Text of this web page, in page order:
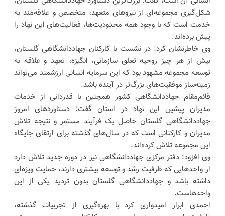
شکل‌گیری مجموعه‌ای از نیروهای متعهد، متخصص و علاقه‌مند به
خدمت است که با وجود همه محدودیت‌ها، فعالیت‌های این نهاد را
پیش برده‌اند.
وی خاطرنشان کرد: در نشست با کارکنان جهاددانشگاهی گلستان،
بیش از هر چیز روحیه تعلق سازمانی، انگیزه، تعهد و علاقه به
توسعه مجموعه مشهود بود که این سرمایه انسانی ارزشمند می‌تواند
زمینه‌ساز موفقیت‌های بزرگ‌تر در آینده باشد.
قائم‌مقام جهاددانشگاهی کشور همچنین با قدردانی از خدمات
مدیران پیشین این نهاد در استان گفت: دستاوردهای امروز
جهاددانشگاهی گلستان حاصل یک فرآیند مستمر و نتیجه تلاش
مدیران و کارکنانی است که در سال‌های گذشته برای ارتقای جایگاه
این مجموعه تلاش کرده‌اند.
وی افزود: دفتر مرکزی جهاددانشگاهی نیز در دوره جدید تلاش دارد
از واحدهایی که ظرفیت رشد و توسعه بیشتری دارند، حمایت ویژه‌ای
داشته باشد و جهاددانشگاهی گلستان بدون تردید یکی از این
واحدهاست.
احمدی ابراز امیدواری کرد با بهره‌گیری از تجربیات گذشته،